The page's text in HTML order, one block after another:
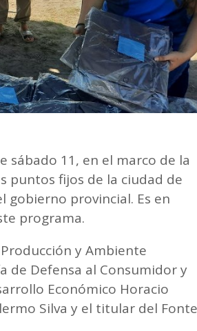
sábado 11, en el marco de la
puntos fijos de la ciudad de
gobierno provincial. Es en
programa.
y Ambiente
de Defensa al Consumidor y
Económico Horacio
Silva y el titular del